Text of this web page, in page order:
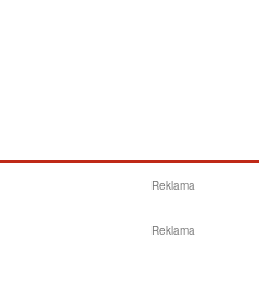
Reklama
Reklama